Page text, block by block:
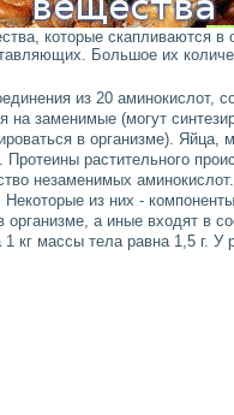
которые скапливаются в
Большое их
из 20 аминокислот,
заменимые (могут
в организме). Яйца,
растительного
незаменимых
Некоторые из них -
организме, а иные входят в
кг массы тела равна 1,5 г. У